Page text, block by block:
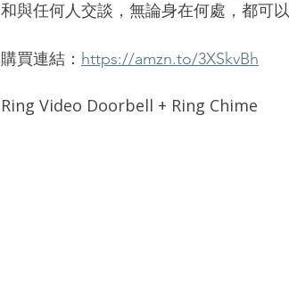
和與任何人交談，無論身在何處，都可
購買連結： https://amzn.to/3XSkvBh
Ring Video Doorbell + Ring Chime